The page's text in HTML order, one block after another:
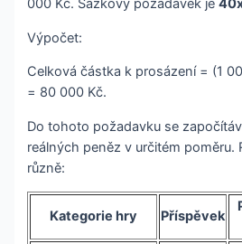
000 Kč. Sázkový požadavek je
Výpočet:
Celková částka k prosázení = (1
= 80 000 Kč.
Do tohoto požadavku se
reálných peněz v určitém poměru.
různě:
Kategorie hry Příspěvek